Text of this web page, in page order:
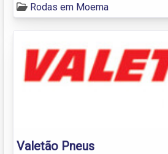
Rodas em Moema
Valetão Pneus